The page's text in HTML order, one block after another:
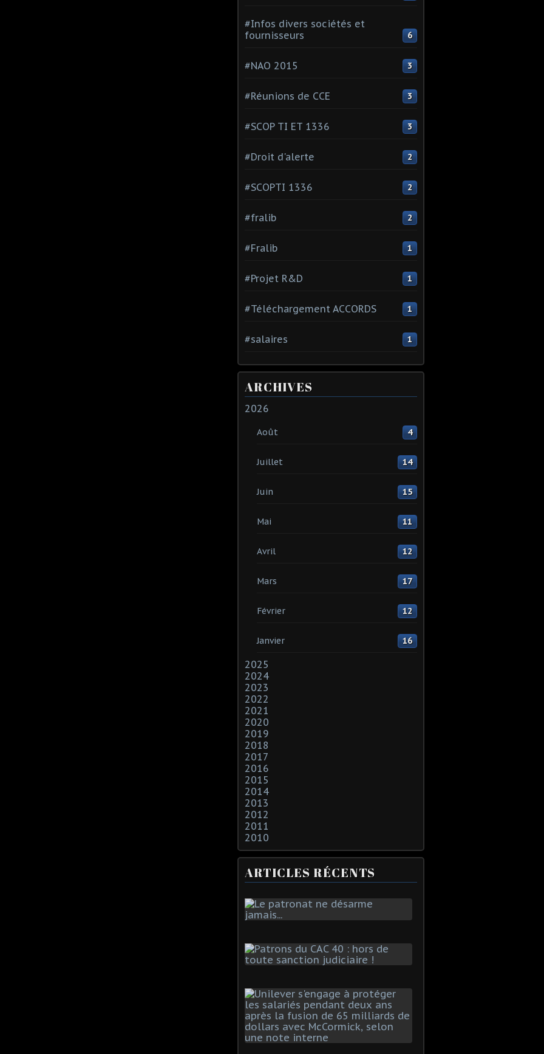
#Infos divers sociétés et
fournisseurs
6
#NAO 2015 3
#Réunions de CCE 3
#SCOP TI ET 1336 3
#Droit d'alerte 2
#SCOPTI 1336 2
#fralib 2
#Fralib 1
#Projet R&D 1
#Téléchargement ACCORDS 1
#salaires 1
ARCHIVES
2026
Août 4
Juillet 14
Juin 15
Mai 11
Avril 12
Mars 17
Février 12
Janvier 16
2025
2024
2023
2022
2021
2020
2019
2018
2017
2016
2015
2014
2013
2012
2011
2010
ARTICLES RÉCENTS